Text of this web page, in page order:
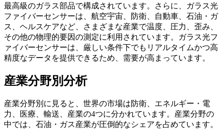
最高級のガラス部品で構成されています。さらに、ガラス光
ファイバーセンサーは、航空宇宙、防衛、自動車、石油・ガ
ス、ヘルスケアなど、さまざまな産業で温度、圧力、歪み、
その他の物理的要因の測定に利用されています。ガラス光フ
ァイバーセンサーは、厳しい条件下でもリアルタイムかつ高
精度なデータを提供できるため、需要が高まっています。
産業分野別分析
産業分野別に見ると、世界の市場は防衛、エネルギー・電
力、医療、輸送、産業の4つに分かれています。産業分野の
中では、石油・ガス産業が圧倒的なシェアを占めています。